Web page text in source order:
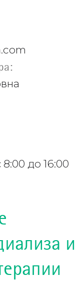
до 16:00
и